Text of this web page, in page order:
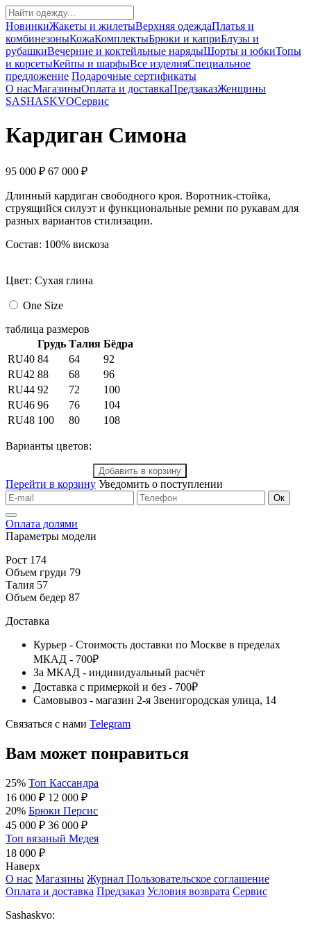
НовинкиЖакеты и жилетыВерхняя одеждаПлатья и
комбинезоныКожаКомплектыБрюки и каприБлузы и
рубашкиВечерние и коктейльные нарядыШорты и юбкиТопы
и корсетыКейпы и шарфыВсе изделияСпециальное
предложение Подарочные сертификаты
О насМагазиныОплата и доставкаПредзаказЖенщины
SASHASKVOСервис
Кардиган Симона
95 000 ₽ 67 000 ₽
Длинный кардиган свободного кроя. Воротник-стойка,
струящийся силуэт и функциональные ремни по рукавам для
разных вариантов стилизации.
Состав: 100% вискоза
Цвет: Сухая глина
One Size
таблица размеров
Грудь Талия Бёдра
RU40 84 64
92
RU42 88 68
96
RU44 92 72
100
RU46 96 76
104
RU48 100 80 108
Варианты цветов:
Добавить в корзину
Перейти в корзину Уведомить о поступлении
Ок
Оплата долями
Параметры модели
Рост 174
Объем груди 79
Талия 57
Объем бедер 87
Доставка
Курьер - Стоимость доставки по Москве в пределах
МКАД - 700₽
За МКАД - индивидуальный расчёт
Доставка с примеркой и без - 700₽
Самовывоз - магазин 2-я Звенигородская улица, 14
Связаться с нами Telegram
Вам может понравиться
25% Топ Кассандра
16 000 ₽ 12 000 ₽
20% Брюки Персис
45 000 ₽ 36 000 ₽
Топ вязаный Медея
18 000 ₽
Наверх
О нас Магазины Журнал Пользовательское соглашение
Оплата и доставка Предзаказ Условия возврата Сервис
Sashaskvo: